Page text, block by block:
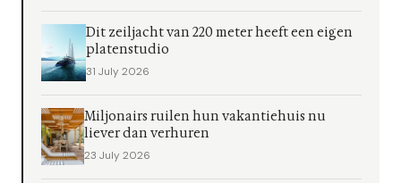
Dit zeiljacht van 220 meter heeft een eigen
platenstudio
31 July 2026
Miljonairs ruilen hun vakantiehuis nu
liever dan verhuren
23 July 2026